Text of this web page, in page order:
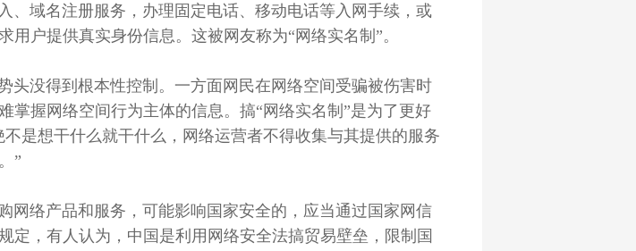
域名注册服务，办理固定电话、移动电话等入网手续，或
户提供真实身份信息。这被网友称为“网络实名制”。
没得到根本性控制。一方面网民在网络空间受骗被伤害时
掌握网络空间行为主体的信息。搞“网络实名制”是为了更好
是想干什么就干什么，网络运营者不得收集与其提供的服务
”
络产品和服务，可能影响国家安全的，应当通过国家网信
定，有人认为，中国是利用网络安全法搞贸易壁垒，限制国